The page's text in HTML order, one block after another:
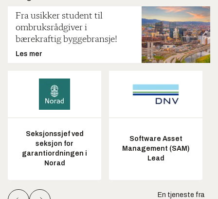
Fra usikker student til
ombruksrådgiver i
bærekraftig byggebransje!
Les mer
Seksjonssjef ved
seksjon for
garantiordningen i
Norad
Software Asset
Management (SAM)
Lead
En tjeneste fra